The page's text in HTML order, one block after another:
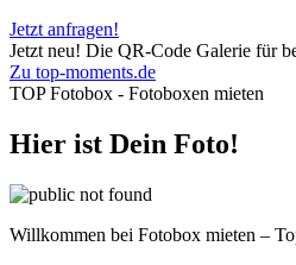
Jetzt anfragen!
Jetzt neu! Die QR-Code Galerie für
Zu top-moments.de
TOP Fotobox - Fotoboxen mieten
Hier ist Dein Foto!
Willkommen bei Fotobox mieten –